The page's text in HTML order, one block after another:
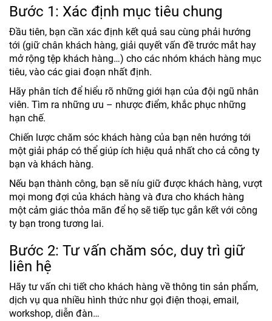
Bước 1: Xác định mục tiêu chung
Đầu tiên, bạn cần xác định kết quả sau cùng phải hướng
tới (giữ chân khách hàng, giải quyết vấn đề trước mắt hay
mở rộng tệp khách hàng…) cho các nhóm khách hàng mục
tiêu, vào các giai đoạn nhất định.
Hãy phân tích để hiểu rõ những giới hạn của đội ngũ nhân
viên. Tìm ra những ưu – nhược điểm, khắc phục những
hạn chế.
Chiến lược chăm sóc khách hàng của bạn nên hướng tới
một giải pháp có thể giúp ích hiệu quả nhất cho cả công ty
bạn và khách hàng.
Nếu bạn thành công, bạn sẽ níu giữ được khách hàng, vượt
mọi mong đợi của khách hàng và đưa cho khách hàng
một cảm giác thỏa mãn để họ sẽ tiếp tục gắn kết với công
ty bạn trong tương lai.
Bước 2: Tư vấn chăm sóc, duy trì giữ
liên hệ
Hãy tư vấn chi tiết cho khách hàng về thông tin sản phẩm,
dịch vụ qua nhiều hình thức như gọi điện thoại, email,
workshop, diễn đàn…